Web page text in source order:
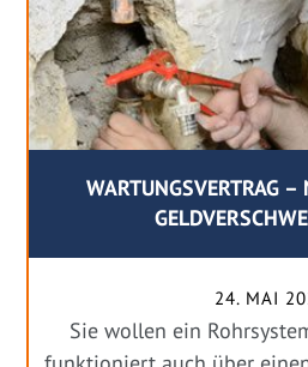
WARTUNGSVERTRAG –
24. MAI
Sie wollen ein